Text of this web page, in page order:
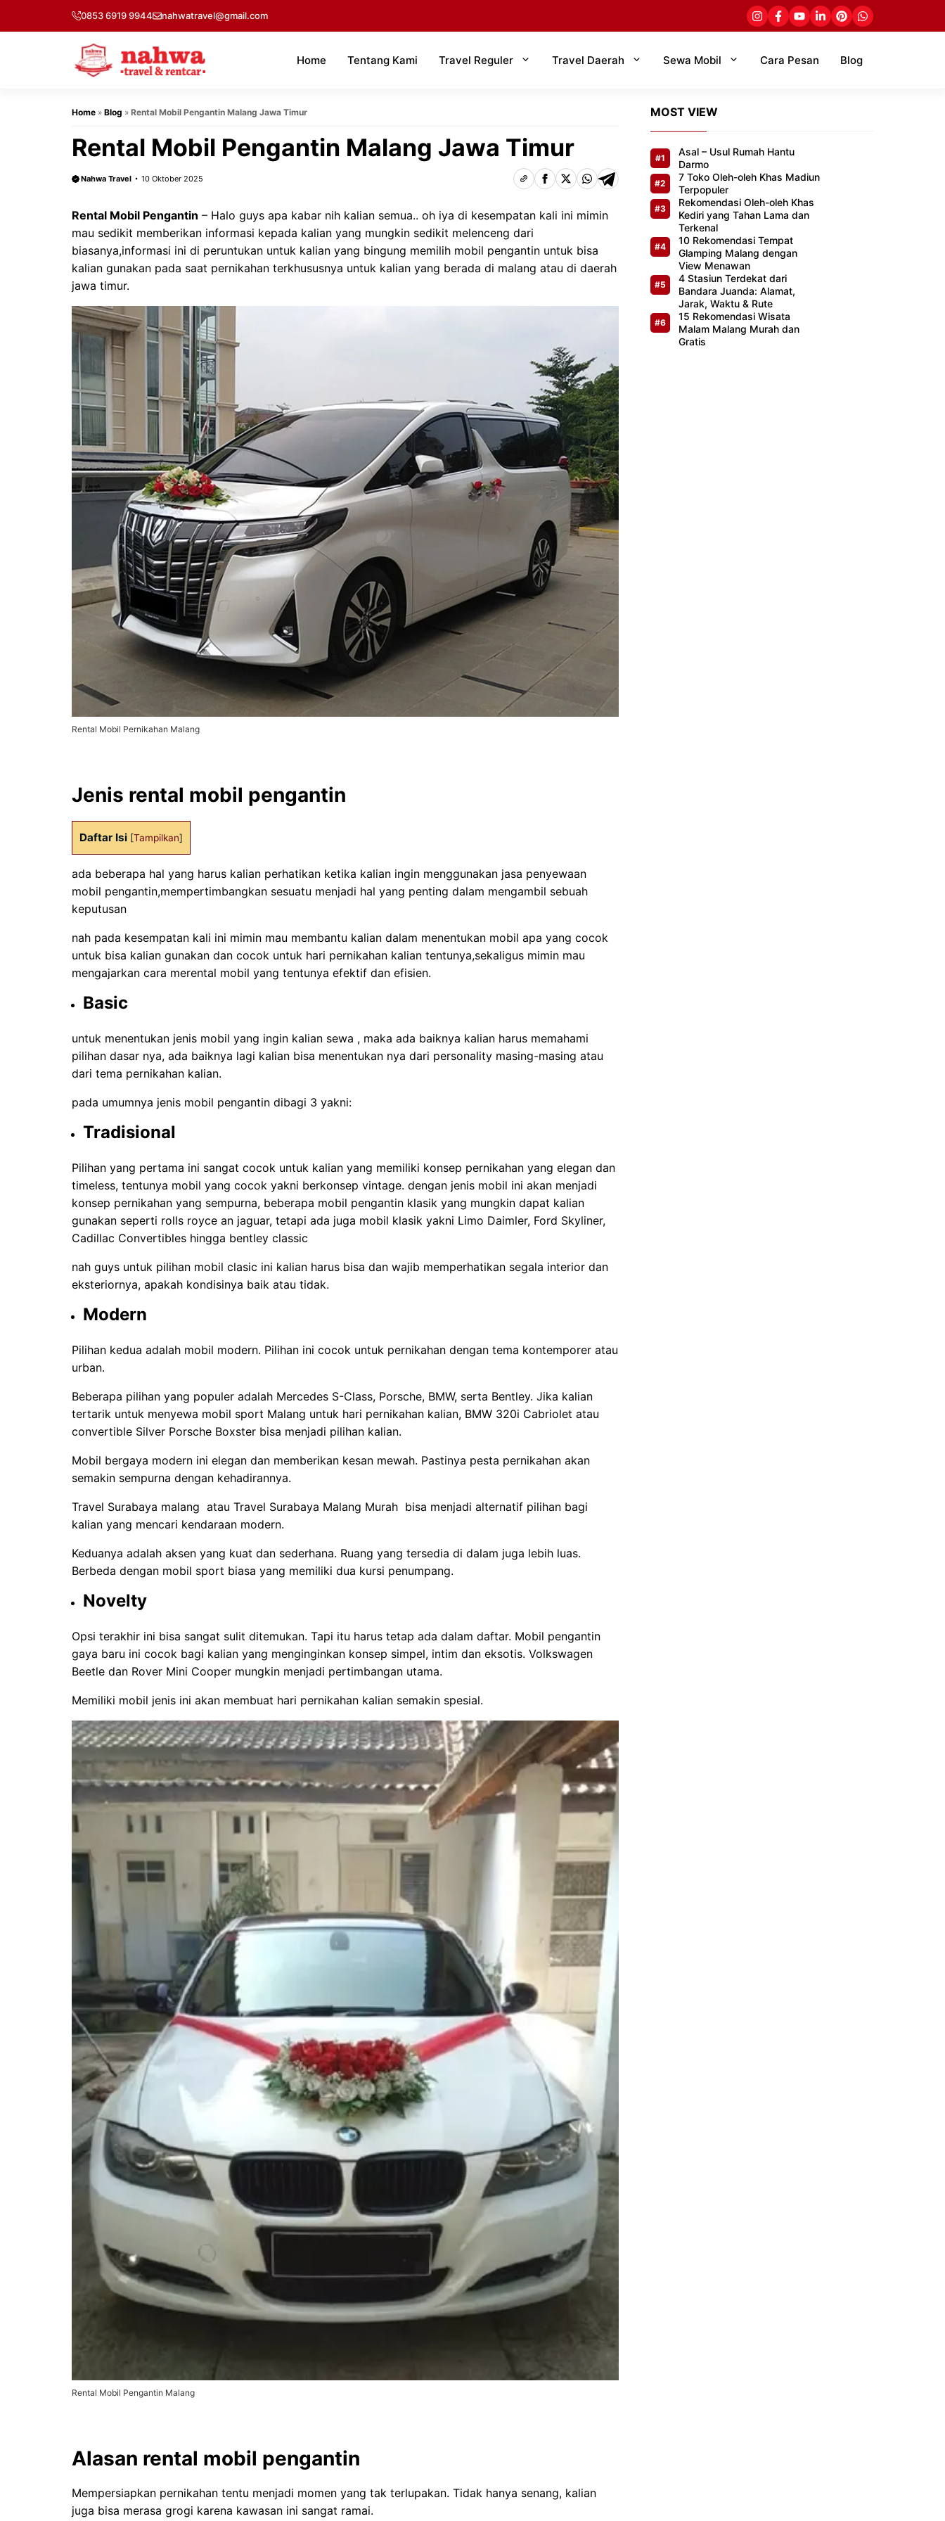
0853 6919 9944 nahwatravel@gmail.com
Home Tentang Kami Travel Reguler Travel Daerah Sewa Mobil Cara Pesan Blog
Home » Blog » Rental Mobil Pengantin Malang Jawa Timur
Rental Mobil Pengantin Malang Jawa Timur
Nahwa Travel 10 Oktober 2025
Rental Mobil Pengantin – Halo guys apa kabar nih kalian semua.. oh iya di kesempatan kali ini mimin
mau sedikit memberikan informasi kepada kalian yang mungkin sedikit melenceng dari
biasanya,informasi ini di peruntukan untuk kalian yang bingung memilih mobil pengantin untuk bisa
kalian gunakan pada saat pernikahan terkhususnya untuk kalian yang berada di malang atau di daerah
jawa timur.
Rental Mobil Pernikahan Malang
Jenis rental mobil pengantin
Daftar Isi [Tampilkan]
ada beberapa hal yang harus kalian perhatikan ketika kalian ingin menggunakan jasa penyewaan
mobil pengantin,mempertimbangkan sesuatu menjadi hal yang penting dalam mengambil sebuah
keputusan
nah pada kesempatan kali ini mimin mau membantu kalian dalam menentukan mobil apa yang cocok
untuk bisa kalian gunakan dan cocok untuk hari pernikahan kalian tentunya,sekaligus mimin mau
mengajarkan cara merental mobil yang tentunya efektif dan efisien.
Basic
untuk menentukan jenis mobil yang ingin kalian sewa , maka ada baiknya kalian harus memahami
pilihan dasar nya, ada baiknya lagi kalian bisa menentukan nya dari personality masing-masing atau
dari tema pernikahan kalian.
pada umumnya jenis mobil pengantin dibagi 3 yakni:
Tradisional
Pilihan yang pertama ini sangat cocok untuk kalian yang memiliki konsep pernikahan yang elegan dan
timeless, tentunya mobil yang cocok yakni berkonsep vintage. dengan jenis mobil ini akan menjadi
konsep pernikahan yang sempurna, beberapa mobil pengantin klasik yang mungkin dapat kalian
gunakan seperti rolls royce an jaguar, tetapi ada juga mobil klasik yakni Limo Daimler, Ford Skyliner,
Cadillac Convertibles hingga bentley classic
nah guys untuk pilihan mobil clasic ini kalian harus bisa dan wajib memperhatikan segala interior dan
eksteriornya, apakah kondisinya baik atau tidak.
Modern
Pilihan kedua adalah mobil modern. Pilihan ini cocok untuk pernikahan dengan tema kontemporer atau
urban.
Beberapa pilihan yang populer adalah Mercedes S-Class, Porsche, BMW, serta Bentley. Jika kalian
tertarik untuk menyewa mobil sport Malang untuk hari pernikahan kalian, BMW 320i Cabriolet atau
convertible Silver Porsche Boxster bisa menjadi pilihan kalian.
Mobil bergaya modern ini elegan dan memberikan kesan mewah. Pastinya pesta pernikahan akan
semakin sempurna dengan kehadirannya.
Travel Surabaya malang atau Travel Surabaya Malang Murah bisa menjadi alternatif pilihan bagi
kalian yang mencari kendaraan modern.
Keduanya adalah aksen yang kuat dan sederhana. Ruang yang tersedia di dalam juga lebih luas.
Berbeda dengan mobil sport biasa yang memiliki dua kursi penumpang.
Novelty
Opsi terakhir ini bisa sangat sulit ditemukan. Tapi itu harus tetap ada dalam daftar. Mobil pengantin
gaya baru ini cocok bagi kalian yang menginginkan konsep simpel, intim dan eksotis. Volkswagen
Beetle dan Rover Mini Cooper mungkin menjadi pertimbangan utama.
Memiliki mobil jenis ini akan membuat hari pernikahan kalian semakin spesial.
Rental Mobil Pengantin Malang
Alasan rental mobil pengantin
Mempersiapkan pernikahan tentu menjadi momen yang tak terlupakan. Tidak hanya senang, kalian
juga bisa merasa grogi karena kawasan ini sangat ramai.
MOST VIEW
Asal – Usul Rumah Hantu
Darmo
7 Toko Oleh-oleh Khas Madiun
Terpopuler
Rekomendasi Oleh-oleh Khas
Kediri yang Tahan Lama dan
Terkenal
10 Rekomendasi Tempat
Glamping Malang dengan
View Menawan
4 Stasiun Terdekat dari
Bandara Juanda: Alamat,
Jarak, Waktu & Rute
15 Rekomendasi Wisata
Malam Malang Murah dan
Gratis